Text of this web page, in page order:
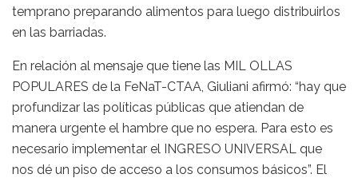
temprano preparando alimentos para luego distribuirlos
en las barriadas.
En relación al mensaje que tiene las MIL OLLAS
POPULARES de la FeNaT-CTAA, Giuliani afirmó: “hay que
profundizar las políticas públicas que atiendan de
manera urgente el hambre que no espera. Para esto es
necesario implementar el INGRESO UNIVERSAL que
nos dé un piso de acceso a los consumos básicos”. El